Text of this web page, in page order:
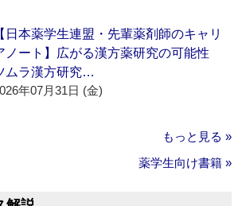
【日本薬学生連盟・先輩薬剤師のキャリ
ノート】広がる漢方薬研究の可能性
ムラ漢方研究…
年07月31日 (金)
もっと見る »
薬学生向け書籍 »